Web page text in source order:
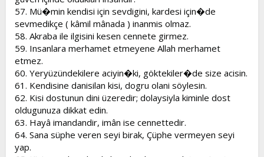
57. Mü�min kendisi için sevdigini, kardesi için�de
sevmedikçe ( kâmil mânada ) inanmis olmaz.
58. Akraba ile ilgisini kesen cennete girmez.
59. Insanlara merhamet etmeyene Allah merhamet
etmez.
60. Yeryüzündekilere aciyin�ki, göktekiler�de size acisin.
61. Kendisine danisilan kisi, dogru olani söylesin.
62. Kisi dostunun dini üzeredir; dolaysiyla kiminle dost
oldugunuza dikkat edin.
63. Hayâ imandandir, imân ise cennettedir.
64. Sana süphe veren seyi birak, Çüphe vermeyen seyi
yap.